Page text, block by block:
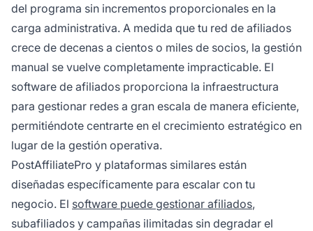
del programa sin incrementos proporcionales en la
carga administrativa. A medida que tu red de afiliados
crece de decenas a cientos o miles de socios, la gestión
manual se vuelve completamente impracticable. El
software de afiliados proporciona la infraestructura
para gestionar redes a gran escala de manera eficiente,
permitiéndote centrarte en el crecimiento estratégico en
lugar de la gestión operativa.
PostAffiliatePro y plataformas similares están
diseñadas específicamente para escalar con tu
negocio. El software puede gestionar afiliados,
subafiliados y campañas ilimitadas sin degradar el